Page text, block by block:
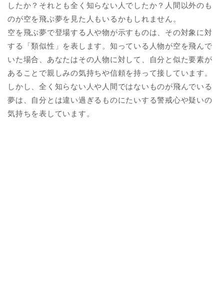
したか？それとも全く知らない人でしたか？人間以外のも
のが空を飛ぶ夢を見た人もいるかもしれません。
空を飛ぶ夢で登場する人や物が示すものは、その対象に対
する「類似性」を表します。知っている人物が空を飛んで
いた場合、あなたはその人物に対して、自分と似た要素が
あることで親しみの気持ちや信頼を持って接しています。
しかし、全く知らない人や人間ではないものが飛んでいる
夢は、自分とは違い過ぎるものにたいする警戒心や疑いの
気持ちを表しています。